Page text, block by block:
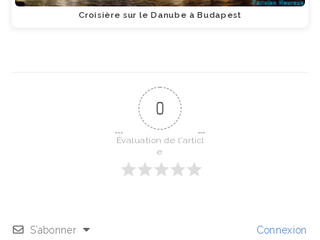
Croisière sur le Danube à Budapest
0
Évaluation de l'articl
e
S’abonner Connexion